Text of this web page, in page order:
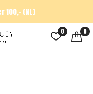
0 0
- PLEIN: 020 354 7121